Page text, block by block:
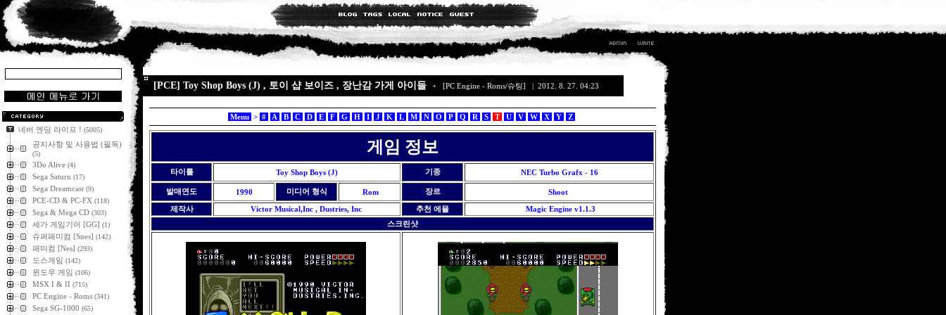
네버 엔딩 라이프 ! (5005)
공지사항 및 사용법 (필독)
(5)
3Do Alive (4)
Sega Saturn (17)
Sega Dreamcast (9)
PCE-CD & PC-FX (118)
Sega & Mega CD (303)
세가 게임기어 [GG] (1)
슈퍼패미컴 [Snes] (142)
패미컴 [Nes] (293)
도스게임 (142)
윈도우 게임 (106)
MSX I & II (715)
PC Engine - Roms (341)
Sega SG-1000 (65)
[PCE] Toy Shop Boys (J) , 토이 샵 보이즈 , 장난감 가게 아이들 + [PC Engine - Roms/슈팅] | 2012. 8. 27. 04:23
Menu > # A B C D E F G H I J K L M N O P Q R S T U V W X Y Z
게임 정보
타이틀 Toy Shop Boys (J) 기종 NEC Turbo Grafx - 16
발매연도 1990 미디어 형식 Rom 장르
Shoot
제작사
Victor Musical,Inc , Dustries, Inc 추천 에뮬
Magic Engine v1.1.3
스크린샷